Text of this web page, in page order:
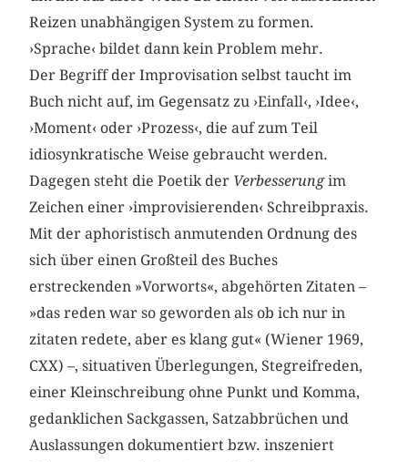
Reizen unabhängigen System zu formen.
›Sprache‹ bildet dann kein Problem mehr.
Der Begriff der Improvisation selbst taucht im
Buch nicht auf, im Gegensatz zu ›Einfall‹, ›Idee‹,
›Moment‹ oder ›Prozess‹, die auf zum Teil
idiosynkratische Weise gebraucht werden.
Dagegen steht die Poetik der Verbesserungim
Zeichen einer ›improvisierenden‹ Schreibpraxis.
Mit der aphoristisch anmutenden Ordnung des
sich über einen Großteil des Buches
erstreckenden »Vorworts«, abgehörten Zitaten –
»das reden war so geworden als ob ich nur in
zitaten redete, aber es klang gut« (Wiener 1969,
CXX) –, situativen Überlegungen, Stegreifreden,
einer Kleinschreibung ohne Punkt und Komma,
gedanklichen Sackgassen, Satzabbrüchen und
Auslassungen dokumentiert bzw. inszeniert